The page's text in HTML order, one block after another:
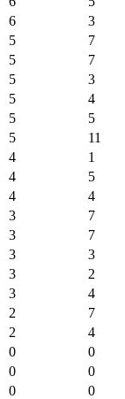
6
3
5
7
5
7
5
3
5
4
5
5
5
11
4
1
4
5
4
4
3
7
3
7
3
3
3
2
3
4
2
7
2
4
0
0
0
0
0
0